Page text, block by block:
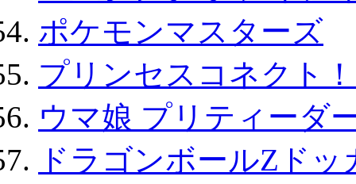
ポケモンマスターズ
プリンセスコネクト
ウマ娘 プリティーダ
ドラゴンボールZド